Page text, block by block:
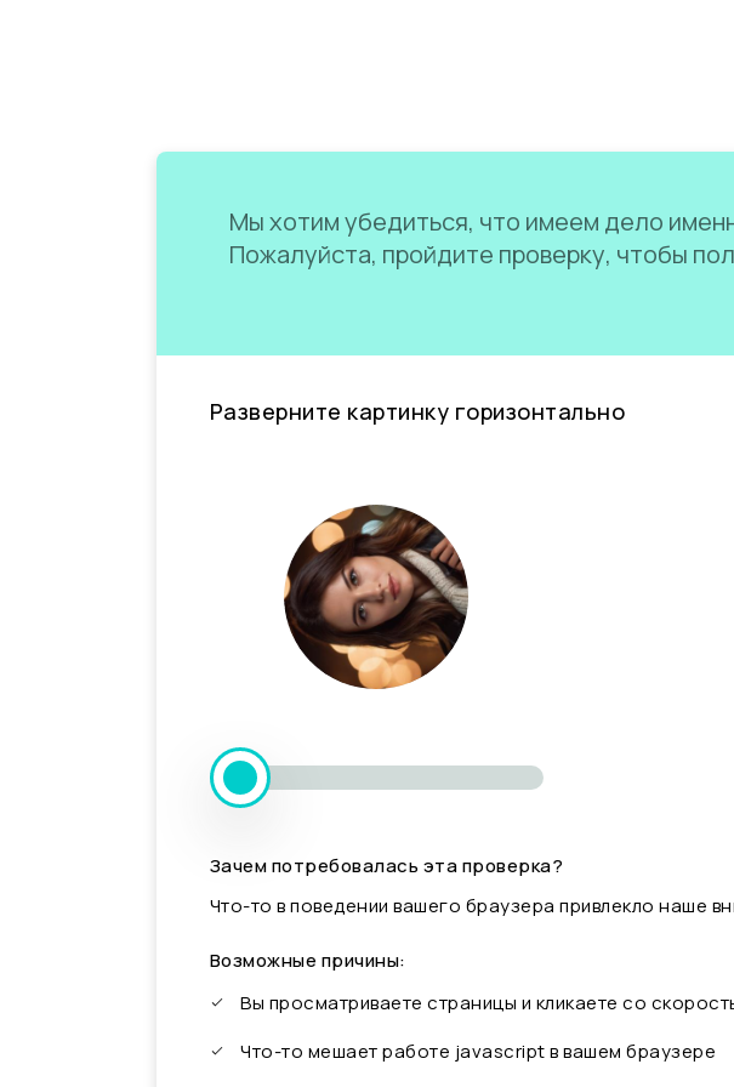
Мы хотим убедиться, что имеем дело
Пожалуйста, пройдите проверку, чтобы
Разверните картинку горизонтально
Зачем потребовалась эта проверка?
Что-то в поведении вашего браузера привлекло наше
Возможные причины:
Вы просматриваете страницы и кликаете со
Что-то мешает работе javascript в вашем браузере